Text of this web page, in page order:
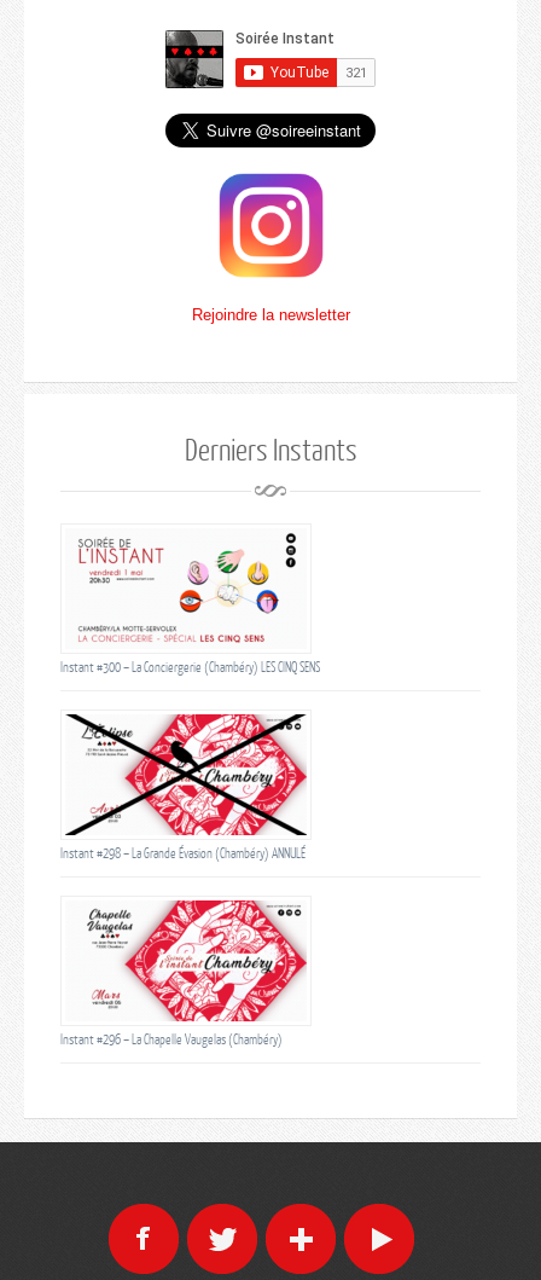
Rejoindre la newsletter
Derniers Instants
Instant #300 – La Conciergerie (Chambéry) LES CINQ SENS
Instant #298 – La Grande Évasion (Chambéry) ANNULÉ
Instant #296 – La Chapelle Vaugelas (Chambéry)